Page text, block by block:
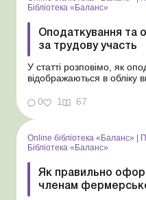
Бібліотека «Баланс»
Оподаткування та
за трудову участь
У статті розповімо, як
відображаються в обліку
не є зарплатою та не
Бібліотека Баланс № 5
оформлення, обліку та
осіб, з...
0 1 67
Online бібліотека «Баланс» |
Бібліотека «Баланс»
Як правильно
членам